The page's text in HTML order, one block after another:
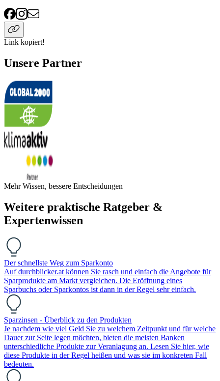
Link kopiert!
Unsere Partner
Mehr Wissen, bessere Entscheidungen
Weitere praktische Ratgeber &
Expertenwissen
Der schnellste Weg zum Sparkonto
Auf durchblicker.at können Sie rasch und einfach die Angebote für
Sparprodukte am Markt vergleichen. Die Eröffnung eines
Sparbuchs oder Sparkontos ist dann in der Regel sehr einfach.
Sparzinsen - Überblick zu den Produkten
Je nachdem wie viel Geld Sie zu welchem Zeitpunkt und für welche
Dauer zur Seite legen möchten, bieten die meisten Banken
unterschiedliche Produkte zur Veranlagung an. Lesen Sie hier, wie
diese Produkte in der Regel heißen und was sie im konkreten Fall
bedeuten.